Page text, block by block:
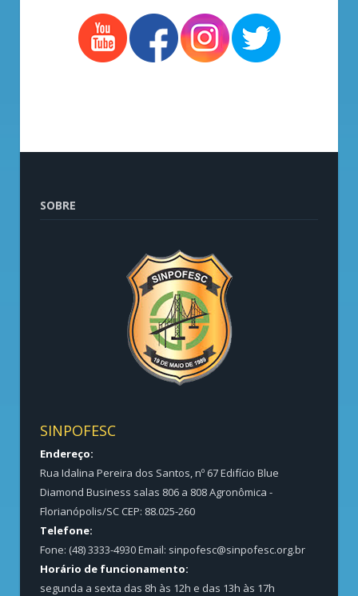
SOBRE
SINPOFESC
Endereço:
Rua Idalina Pereira dos Santos, nº 67 Edifício Blue
Diamond Business salas 806 a 808 Agronômica -
Florianópolis/SC CEP: 88.025-260
Telefone:
Fone: (48) 3333-4930 Email: sinpofesc@sinpofesc.org.br
Horário de funcionamento:
segunda a sexta das 8h às 12h e das 13h às 17h